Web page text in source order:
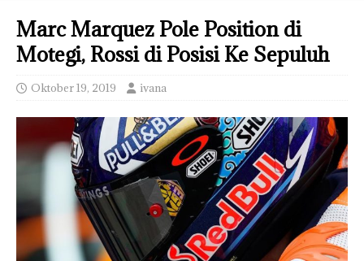
Marc Marquez Pole Position di
Motegi, Rossi di Posisi Ke Sepuluh
Oktober 19, 2019 ivana